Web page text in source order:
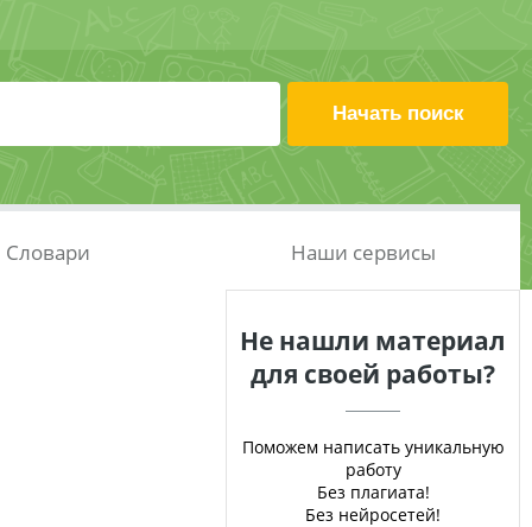
Словари Наши сервисы
Не нашли материал
для своей работы?
Поможем написать уникальную
работу
Без плагиата!
Без нейросетей!